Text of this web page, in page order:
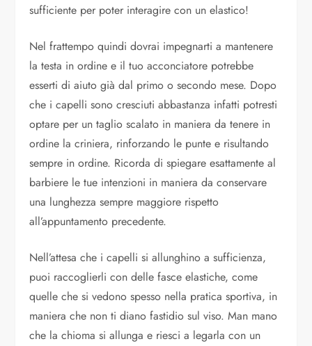
sufficiente per poter interagire con un elastico!
Nel frattempo quindi dovrai impegnarti a mantenere
la testa in ordine e il tuo acconciatore potrebbe
esserti di aiuto già dal primo o secondo mese. Dopo
che i capelli sono cresciuti abbastanza infatti potresti
optare per un taglio scalato in maniera da tenere in
ordine la criniera, rinforzando le punte e risultando
sempre in ordine. Ricorda di spiegare esattamente al
barbiere le tue intenzioni in maniera da conservare
una lunghezza sempre maggiore rispetto
all’appuntamento precedente.
Nell’attesa che i capelli si allunghino a sufficienza,
puoi raccoglierli con delle fasce elastiche, come
quelle che si vedono spesso nella pratica sportiva, in
maniera che non ti diano fastidio sul viso. Man mano
che la chioma si allunga e riesci a legarla con un